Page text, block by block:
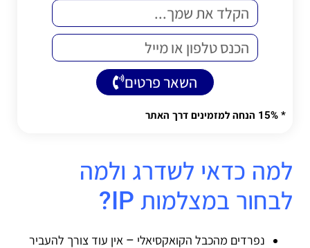
השאר פרטים
Alternative: * 15% הנחה למזמינים דרך האתר
למה כדאי לשדרג ולמה
לבחור במצלמות IP?
נפרדים מהכבל הקואקסיאלי – אין עוד צורך להעביר